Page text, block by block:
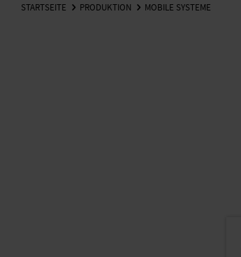
STARTSEITE PRODUKTION MOBILE SYSTEME